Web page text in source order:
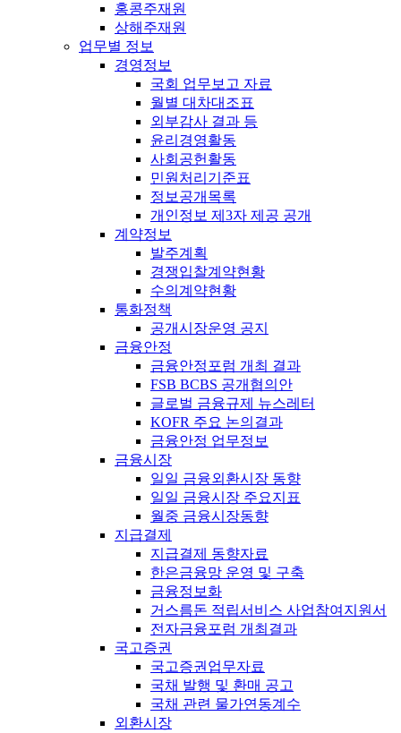
홍콩주재원
상해주재원
업무별 정보
경영정보
국회 업무보고 자료
월별 대차대조표
외부감사 결과 등
윤리경영활동
사회공헌활동
민원처리기준표
정보공개목록
개인정보 제3자 제공 공개
계약정보
발주계획
경쟁입찰계약현황
수의계약현황
통화정책
공개시장운영 공지
금융안정
금융안정포럼 개최 결과
FSB BCBS 공개협의안
글로벌 금융규제 뉴스레터
KOFR 주요 논의결과
금융안정 업무정보
금융시장
일일 금융외환시장 동향
일일 금융시장 주요지표
월중 금융시장동향
지급결제
지급결제 동향자료
한은금융망 운영 및 구축
금융정보화
거스름돈 적립서비스 사업참여지원서
전자금융포럼 개최결과
국고증권
국고증권업무자료
국채 발행 및 환매 공고
국채 관련 물가연동계수
외환시장